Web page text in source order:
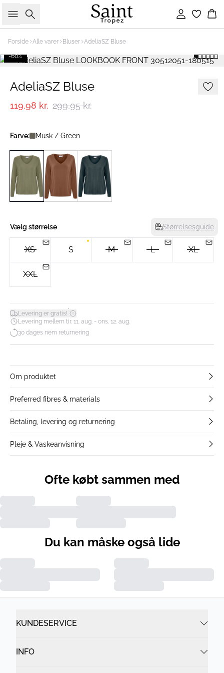
Søg Log ind
Forside Alle varer Bluser AdeliaSZ Bluse
-60%
AdeliaSZ Bluse
119,98 kr. 299,95 kr.
Farve: Musk / Green
Vælg størrelse Størrelsesguide
XS S M L XL
XXL
Levering er gratis!*
Levering mellem tir. 11. aug. - ons. 12. aug.
30 dages nem returnering
Om produktet
Preferred fibres & materials
Betaling, levering og returnering
Pleje & Vaskeanvisning
Ofte købt sammen med
Du kan måske også lide
KUNDESERVICE
INFO